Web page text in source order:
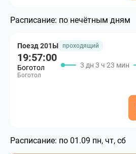
Расписание: по нечётным дням
Поезд 201Ы проходящий
19:57:00
Боготол
Боготол
3 дн 3 ч 23 мин
Расписание: по 01.09 пн, чт, сб